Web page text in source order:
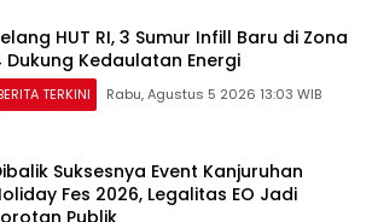
HUT RI, 3 Sumur Infill Baru di Zona
Dukung Kedaulatan Energi
TERKINI Rabu, Agustus 5 2026 13:03 WIB
Suksesnya Event Kanjuruhan
Fes 2026, Legalitas EO Jadi
Publik